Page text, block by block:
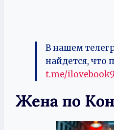
В нашем
найдется, что
t.me/
Жена по